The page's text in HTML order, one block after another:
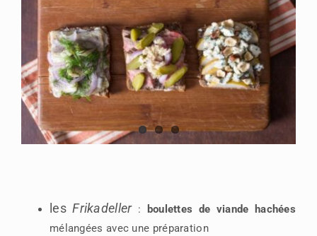
lesFrikadeller:
boulettes de viande hachées
mélangées avec une préparation